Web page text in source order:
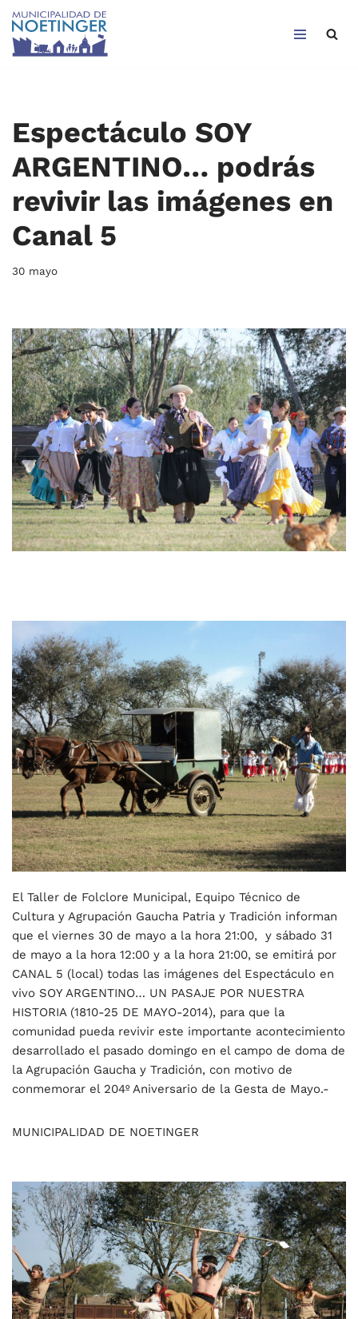
Saltar
Espectáculo SOY
ARGENTINO… podrás
revivir las imágenes en
Canal 5
30 mayo
El Taller de Folclore Municipal, Equipo Técnico de
Cultura y Agrupación Gaucha Patria y Tradición informan
que el viernes 30 de mayo a la hora 21:00, y sábado 31
de mayo a la hora 12:00 y a la hora 21:00, se emitirá por
CANAL 5 (local) todas las imágenes del Espectáculo en
vivo SOY ARGENTINO… UN PASAJE POR NUESTRA
HISTORIA (1810-25 DE MAYO-2014), para que la
comunidad pueda revivir este importante acontecimiento
desarrollado el pasado domingo en el campo de doma de
la Agrupación Gaucha y Tradición, con motivo de
conmemorar el 204º Aniversario de la Gesta de Mayo.-
MUNICIPALIDAD DE NOETINGER